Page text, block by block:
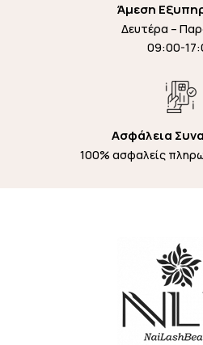
Άμεση
Δευτέρα –
09:00-
Ασφάλεια
100% ασφαλείς